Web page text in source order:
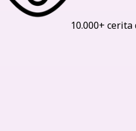
10.000+